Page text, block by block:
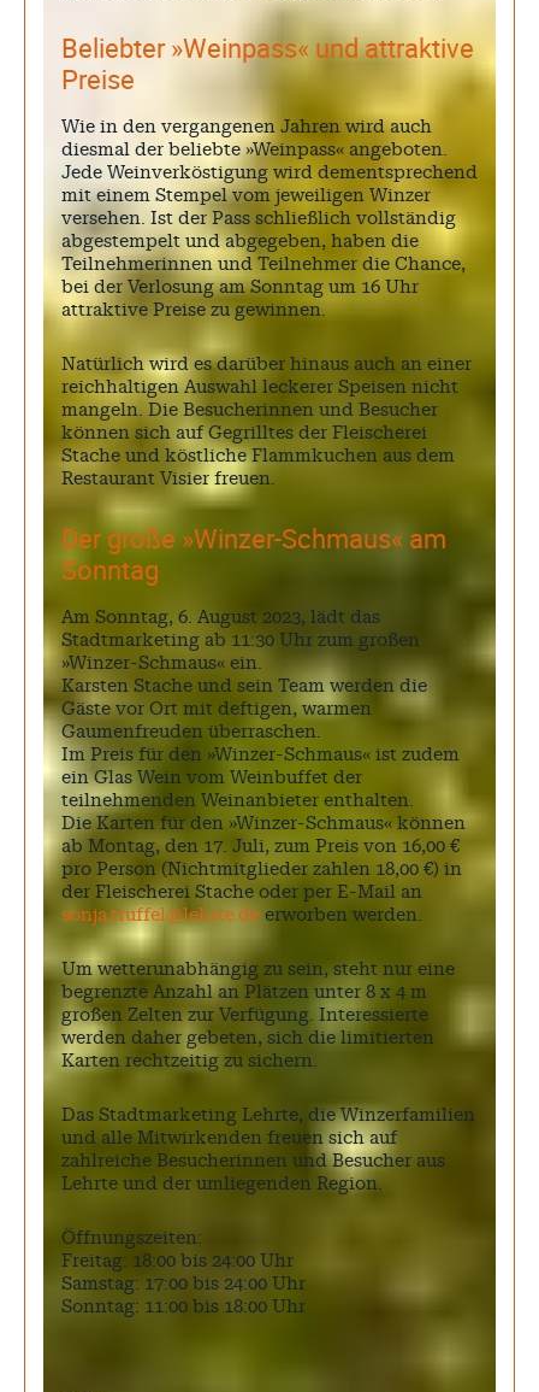
Beliebter »Weinpass« und attraktive
Preise
Wie in den vergangenen Jahren wird auch
diesmal der beliebte »Weinpass« angeboten.
Jede Weinverköstigung wird dementsprechend
mit einem Stempel vom jeweiligen Winzer
versehen. Ist der Pass schließlich vollständig
abgestempelt und abgegeben, haben die
Teilnehmerinnen und Teilnehmer die Chance,
bei der Verlosung am Sonntag um 16 Uhr
attraktive Preise zu gewinnen.
Natürlich wird es darüber hinaus auch an einer
reichhaltigen Auswahl leckerer Speisen nicht
mangeln. Die Besucherinnen und Besucher
können sich auf Gegrilltes der Fleischerei
Stache und köstliche Flammkuchen aus dem
Restaurant Visier freuen.
Der große »Winzer-Schmaus« am
Sonntag
Am Sonntag, 6. August 2023, lädt das
Stadtmarketing ab 11:30 Uhr zum großen
»Winzer-Schmaus« ein.
Karsten Stache und sein Team werden die
Gäste vor Ort mit deftigen, warmen
Gaumenfreuden überraschen.
Im Preis für den »Winzer-Schmaus« ist zudem
ein Glas Wein vom Weinbuffet der
teilnehmenden Weinanbieter enthalten.
Die Karten für den »Winzer-Schmaus« können
ab Montag, den 17. Juli, zum Preis von 16,00 €
pro Person (Nichtmitglieder zahlen 18,00 €) in
der Fleischerei Stache oder per E-Mail an
sonja.truffel@lehrte.de erworben werden.
Um wetterunabhängig zu sein, steht nur eine
begrenzte Anzahl an Plätzen unter 8 x 4 m
großen Zelten zur Verfügung. Interessierte
werden daher gebeten, sich die limitierten
Karten rechtzeitig zu sichern.
Das Stadtmarketing Lehrte, die Winzerfamilien
und alle Mitwirkenden freuen sich auf
zahlreiche Besucherinnen und Besucher aus
Lehrte und der umliegenden Region.
Öffnungszeiten:
Freitag: 18:00 bis 24:00 Uhr
Samstag: 17:00 bis 24:00 Uhr
Sonntag: 11:00 bis 18:00 Uhr